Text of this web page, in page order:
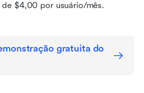
$4,00 por usuário/mês.
gratuita do